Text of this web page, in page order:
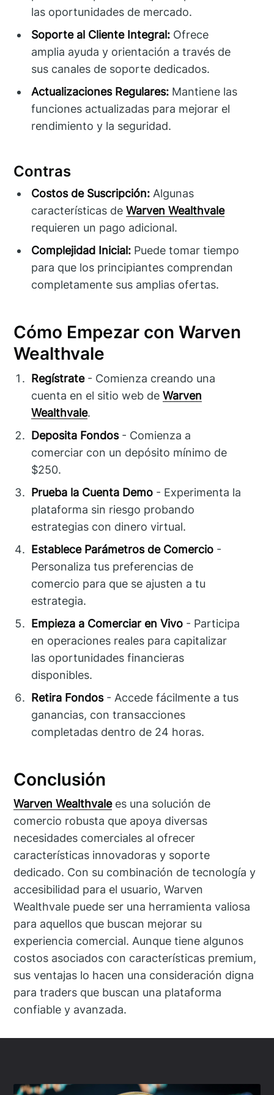
las oportunidades de mercado.
Soporte al Cliente Integral: Ofrece
amplia ayuda y orientación a través de
sus canales de soporte dedicados.
Actualizaciones Regulares: Mantiene las
funciones actualizadas para mejorar el
rendimiento y la seguridad.
Contras
Costos de Suscripción: Algunas
características deWarven Wealthvale
requieren un pago adicional.
Complejidad Inicial: Puede tomar tiempo
para que los principiantes comprendan
completamente sus amplias ofertas.
Cómo Empezar con Warven
Wealthvale
Regístrate- Comienza creando una
cuenta en el sitio web deWarven
Wealthvale.
Deposita Fondos- Comienza a
comerciar con un depósito mínimo de
$250.
Prueba la Cuenta Demo - Experimenta la
plataforma sin riesgo probando
estrategias con dinero virtual.
Establece Parámetros de Comercio -
Personaliza tus preferencias de
comercio para que se ajusten a tu
estrategia.
Empieza a Comerciar en Vivo - Participa
en operaciones reales para capitalizar
las oportunidades financieras
disponibles.
Retira Fondos- Accede fácilmente a tus
ganancias, con transacciones
completadas dentro de 24 horas.
Conclusión
Warven Wealthvalees una solución de
comercio robusta que apoya diversas
necesidades comerciales al ofrecer
características innovadoras y soporte
dedicado. Con su combinación de tecnología y
accesibilidad para el usuario, Warven
Wealthvale puede ser una herramienta valiosa
para aquellos que buscan mejorar su
experiencia comercial. Aunque tiene algunos
costos asociados con características premium,
sus ventajas lo hacen una consideración digna
para traders que buscan una plataforma
confiable y avanzada.